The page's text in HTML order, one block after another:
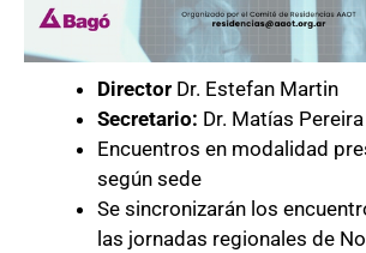
Director Dr. Estefan Martin
Secretario: Dr. Matías Pereira
Encuentros en modalidad
según sede
Se sincronizarán los
las jornadas regionales de